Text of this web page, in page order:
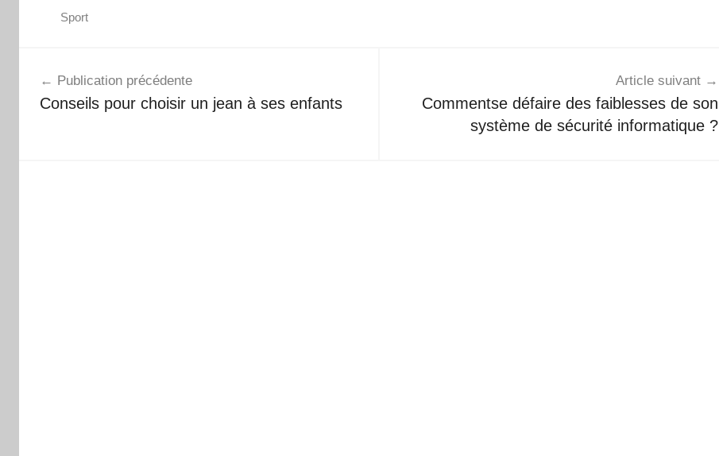
Sport
Publication précédente
Conseils pour choisir un jean à ses enfants
Article suivant
Commentse défaire des faiblesses de son
système de sécurité informatique ?